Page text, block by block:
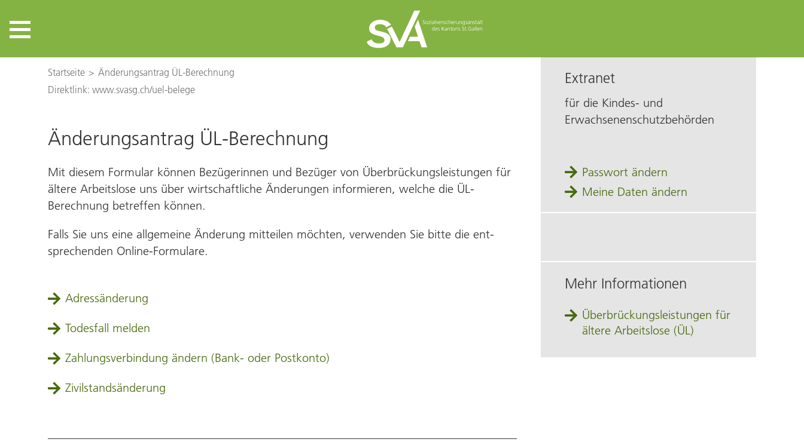
Startseite
Änderungsantrag ÜL‑Berechnung
Direktlink: www.svasg.ch/uel-belege
Änderungsantrag ÜL-Berechnung
Mit diesem Formular können Bezügerinnen und Bezüger von Überbrückungs­leistungen für
ältere Arbeitslose uns über wirt­schaftliche Änderungen informieren, welche die ÜL-
Berechnung betreffen können.
Falls Sie uns eine allgemeine Änderung mitteilen möchten, verwenden Sie bitte die ent­
sprechenden Online-Formulare.
Adressänderung
Todesfall melden
Zahlungsverbindung ändern (Bank‑ oder Postkonto)
Zivilstandsänderung
Extranet
für die Kindes- und
Erwachsenenschutzbehörden
Passwort ändern
Meine Daten ändern
Mehr Informationen
Überbrückungsleistungen für
ältere Arbeitslose (ÜL)